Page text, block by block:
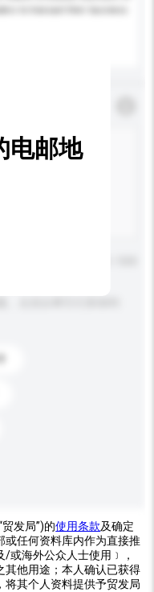
to transact their business
电邮地
发局”)的使用条款及确定
或任何资料库内作为直接推
或海外公众人士使用﹞，
其他用途；本人确认已获得
将其个人资料提供予贸发局